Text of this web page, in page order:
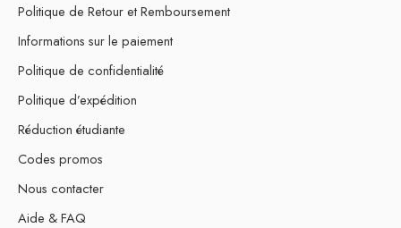
Politique de Retour et Remboursement
Informations sur le paiement
Politique de confidentialité
Politique d’expédition
Réduction étudiante
Codes promos
Nous contacter
Aide & FAQ